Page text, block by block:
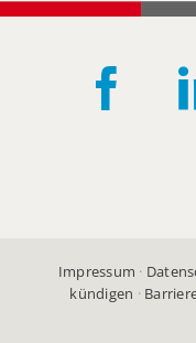
Impressum ·
kündigen ·